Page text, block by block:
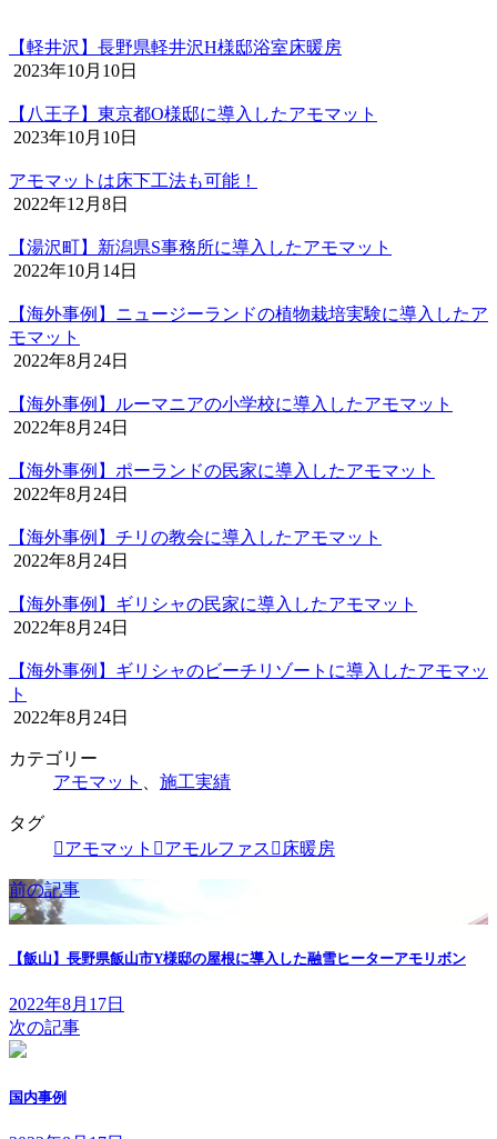
【軽井沢】長野県軽井沢H様邸浴室床暖房
2023年10月10日
【八王子】東京都O様邸に導入したアモマット
2023年10月10日
アモマットは床下工法も可能！
2022年12月8日
【湯沢町】新潟県S事務所に導入したアモマット
2022年10月14日
【海外事例】ニュージーランドの植物栽培実験に導入したア
モマット
2022年8月24日
【海外事例】ルーマニアの小学校に導入したアモマット
2022年8月24日
【海外事例】ポーランドの民家に導入したアモマット
2022年8月24日
【海外事例】チリの教会に導入したアモマット
2022年8月24日
【海外事例】ギリシャの民家に導入したアモマット
2022年8月24日
【海外事例】ギリシャのビーチリゾートに導入したアモマッ
ト
2022年8月24日
カテゴリー
アモマット
施工実績
タグ
アモマット
アモルファス 床暖房
前の記事
【飯山】長野県飯山市Y様邸の屋根に導入した融雪ヒーターアモリボン
2022年8月17日
次の記事
国内事例